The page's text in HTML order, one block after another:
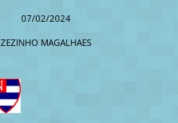
07/02/2024
ZEZINHO MAGALHAES